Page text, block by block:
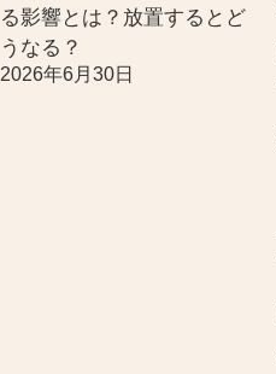
る影響とは？放置するとど
うなる？
2026年6月30日